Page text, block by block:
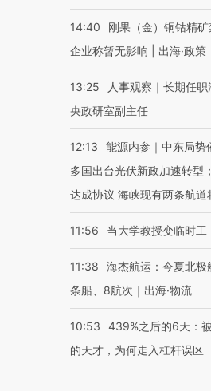
14:40
刚果（金）铜钴精
企业称暂无影响 | 出海·政策
13:25
人事观察｜长期任
央政研室副主任
12:13
能源内参｜中东局势
多国出台光伏新政加速转型
达成协议 海峡现有两条航道
11:56 当大学教授变临时
11:38
海杰航运：今夏北
条船、8航次｜出海·物流
10:53
439%之后的6天：
的天才，为何走入杠杆误区